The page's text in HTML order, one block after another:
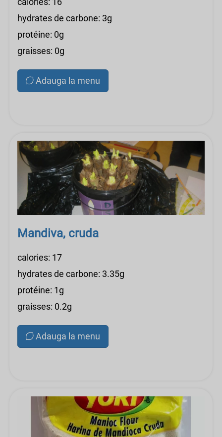
hydrates de carbone: 3g
protéine: 0g
graisses: 0g
Adauga la menu
Mandiva, cruda
calories: 17
hydrates de carbone: 3.35g
protéine: 1g
graisses: 0.2g
Adauga la menu